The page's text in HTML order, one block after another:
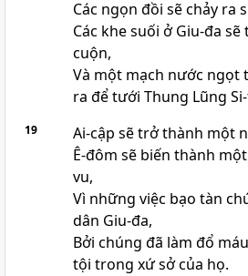
Các ngọn đồi sẽ chảy ra
Các khe suối ở Giu-đa
cuộn,
Và một mạch nước ngọt
ra để tưới Thung Lũng
19
Ai-cập sẽ trở thành một
Ê-đôm sẽ biến thành
vu,
Vì những việc bạo tàn
dân Giu-đa,
Bởi chúng đã làm đổ
tội trong xứ sở của họ.